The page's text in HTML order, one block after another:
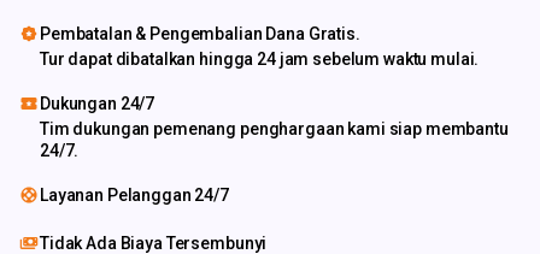
Pembatalan & Pengembalian Dana Gratis.
Tur dapat dibatalkan hingga 24 jam sebelum waktu mulai.
Dukungan 24/7
Tim dukungan pemenang penghargaan kami siap membantu
24/7.
Layanan Pelanggan 24/7
Tidak Ada Biaya Tersembunyi